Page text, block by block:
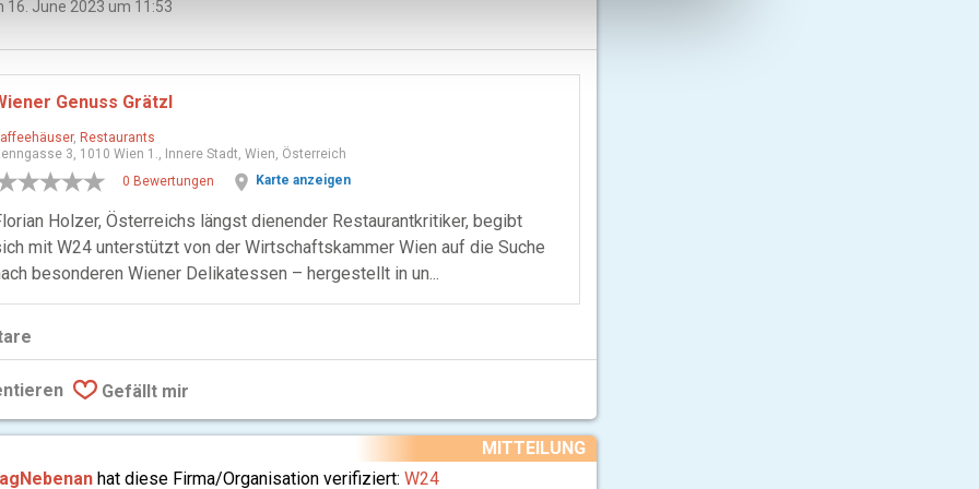
16. June 2023 um 11:53
Genuss Grätzl
, Restaurants
3, 1010 Wien 1., Innere Stadt, Wien, Österreich
0 Bewertungen
location_on Karte anzeigen
Holzer, Österreichs längst dienender Restaurantkritiker, begibt
mit W24 unterstützt von der Wirtschaftskammer Wien auf die Suche
besonderen Wiener Delikatessen – hergestellt in un...
Gefällt mir
MITTEILUNG
hat diese Firma/Organisation verifiziert: W24